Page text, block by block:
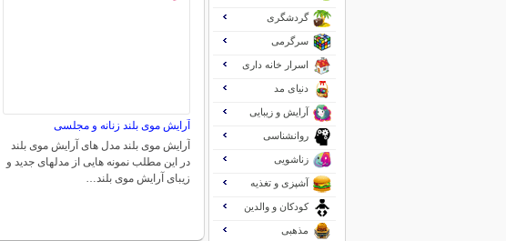
آرایش موی بلند زنانه و مجلسی
آرایش موی بلند مدل های آرایش موی بلند
در این مطلب نمونه هایی از مدلهای جدید و
زیبای آرایش موی بلند…
گردشگری
سرگرمی
اسرار خانه داری
دنیای مد
آرایش و زیبایی
روانشناسی
زناشویی
آشپزی و تغذیه
کودکان و والدین
مذهبی